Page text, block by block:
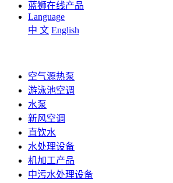
蓝狮在线产品
Language
中 文 English
空气源热泵
游泳池空调
水泵
新风空调
直饮水
水处理设备
机加工产品
中污水处理设备